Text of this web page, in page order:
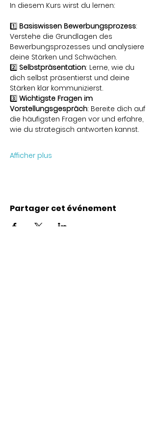
In diesem Kurs wirst du lernen:
1️⃣ Basiswissen Bewerbungsprozess:
Verstehe die Grundlagen des
Bewerbungsprozesses und analysiere
deine Stärken und Schwächen.
2️⃣ Selbstpräsentation: Lerne, wie du
dich selbst präsentierst und deine
Stärken klar kommunizierst.
3️⃣ Wichtigste Fragen im
Vorstellungsgespräch: Bereite dich auf
die häufigsten Fragen vor und erfahre,
wie du strategisch antworten kannst.
Afficher plus
Partager cet événement